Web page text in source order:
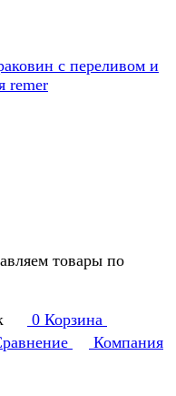
с переливом и
remer
товары по
0 Корзина
Компания